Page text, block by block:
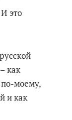
это
как
моему,
и как